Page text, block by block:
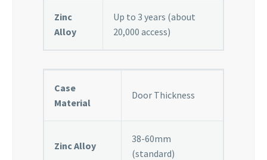
Zinc
Alloy
Up to 3 years (about
20,000 access)
Case
Material
Door Thickness
Zinc Alloy
38-60mm
(standard)